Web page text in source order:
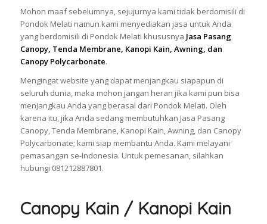
Mohon maaf sebelumnya, sejujurnya kami tidak berdomisili di
Pondok Melati namun kami menyediakan jasa untuk Anda
yang berdomisili di Pondok Melati khususnya Jasa Pasang
Canopy, Tenda Membrane, Kanopi Kain, Awning, dan
Canopy Polycarbonate.
Mengingat website yang dapat menjangkau siapapun di
seluruh dunia, maka mohon jangan heran jika kami pun bisa
menjangkau Anda yang berasal dari Pondok Melati. Oleh
karena itu, jika Anda sedang membutuhkan Jasa Pasang
Canopy, Tenda Membrane, Kanopi Kain, Awning, dan Canopy
Polycarbonate; kami siap membantu Anda. Kami melayani
pemasangan se-Indonesia. Untuk pemesanan, silahkan
hubungi 081212887801.
Canopy Kain / Kanopi Kain